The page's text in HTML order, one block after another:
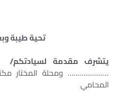
تحية طيبة
يتشرف مقدمة لسيادتكم/
………………… ومحلة المختار
المحامي